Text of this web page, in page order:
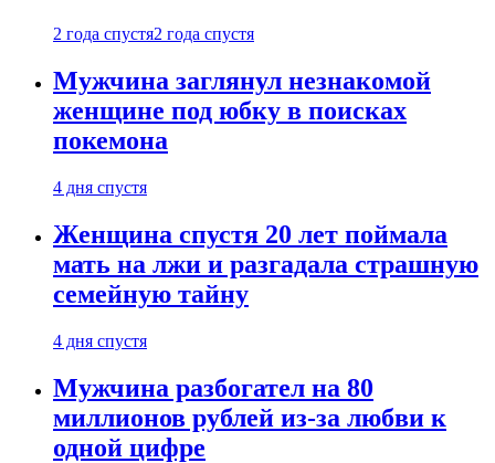
2 года спустя2 года спустя
Мужчина заглянул незнакомой
женщине под юбку в поисках
покемона
4 дня спустя
Женщина спустя 20 лет поймала
мать на лжи и разгадала страшную
семейную тайну
4 дня спустя
Мужчина разбогател на 80
миллионов рублей из-за любви к
одной цифре